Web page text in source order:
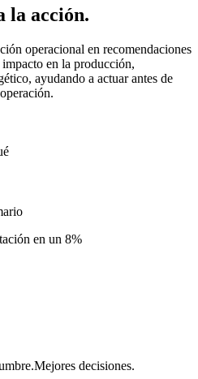
la acción.
operacional en recomendaciones
en la producción,
ayudando a actuar antes de
en un 8%
Mejores decisiones.